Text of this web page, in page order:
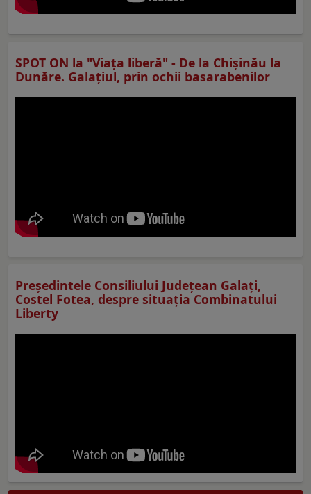
SPOT ON la "Viaţa liberă" - De la Chișinău la
Dunăre. Galațiul, prin ochii basarabenilor
Preşedintele Consiliului Judeţean Galaţi,
Costel Fotea, despre situaţia Combinatului
Liberty